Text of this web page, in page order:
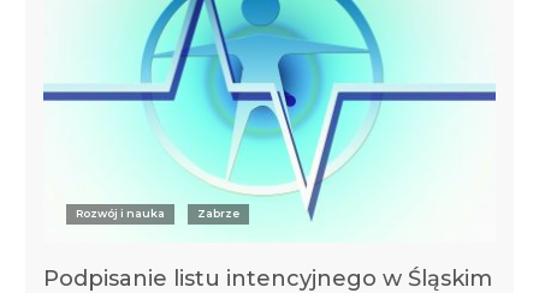
Rozwój i nauka Zabrze
Podpisanie listu intencyjnego w Śląskim